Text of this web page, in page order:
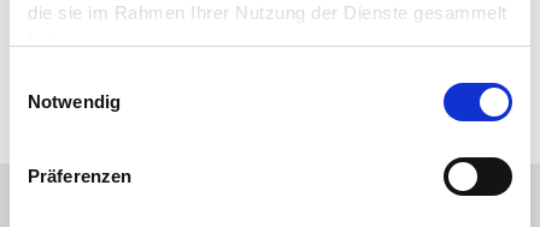
die sie im Rahmen Ihrer Nutzung der Dienste gesammelt
haben.
Notwendig
Präferenzen
7 8 9 10 11 12 13
14 15